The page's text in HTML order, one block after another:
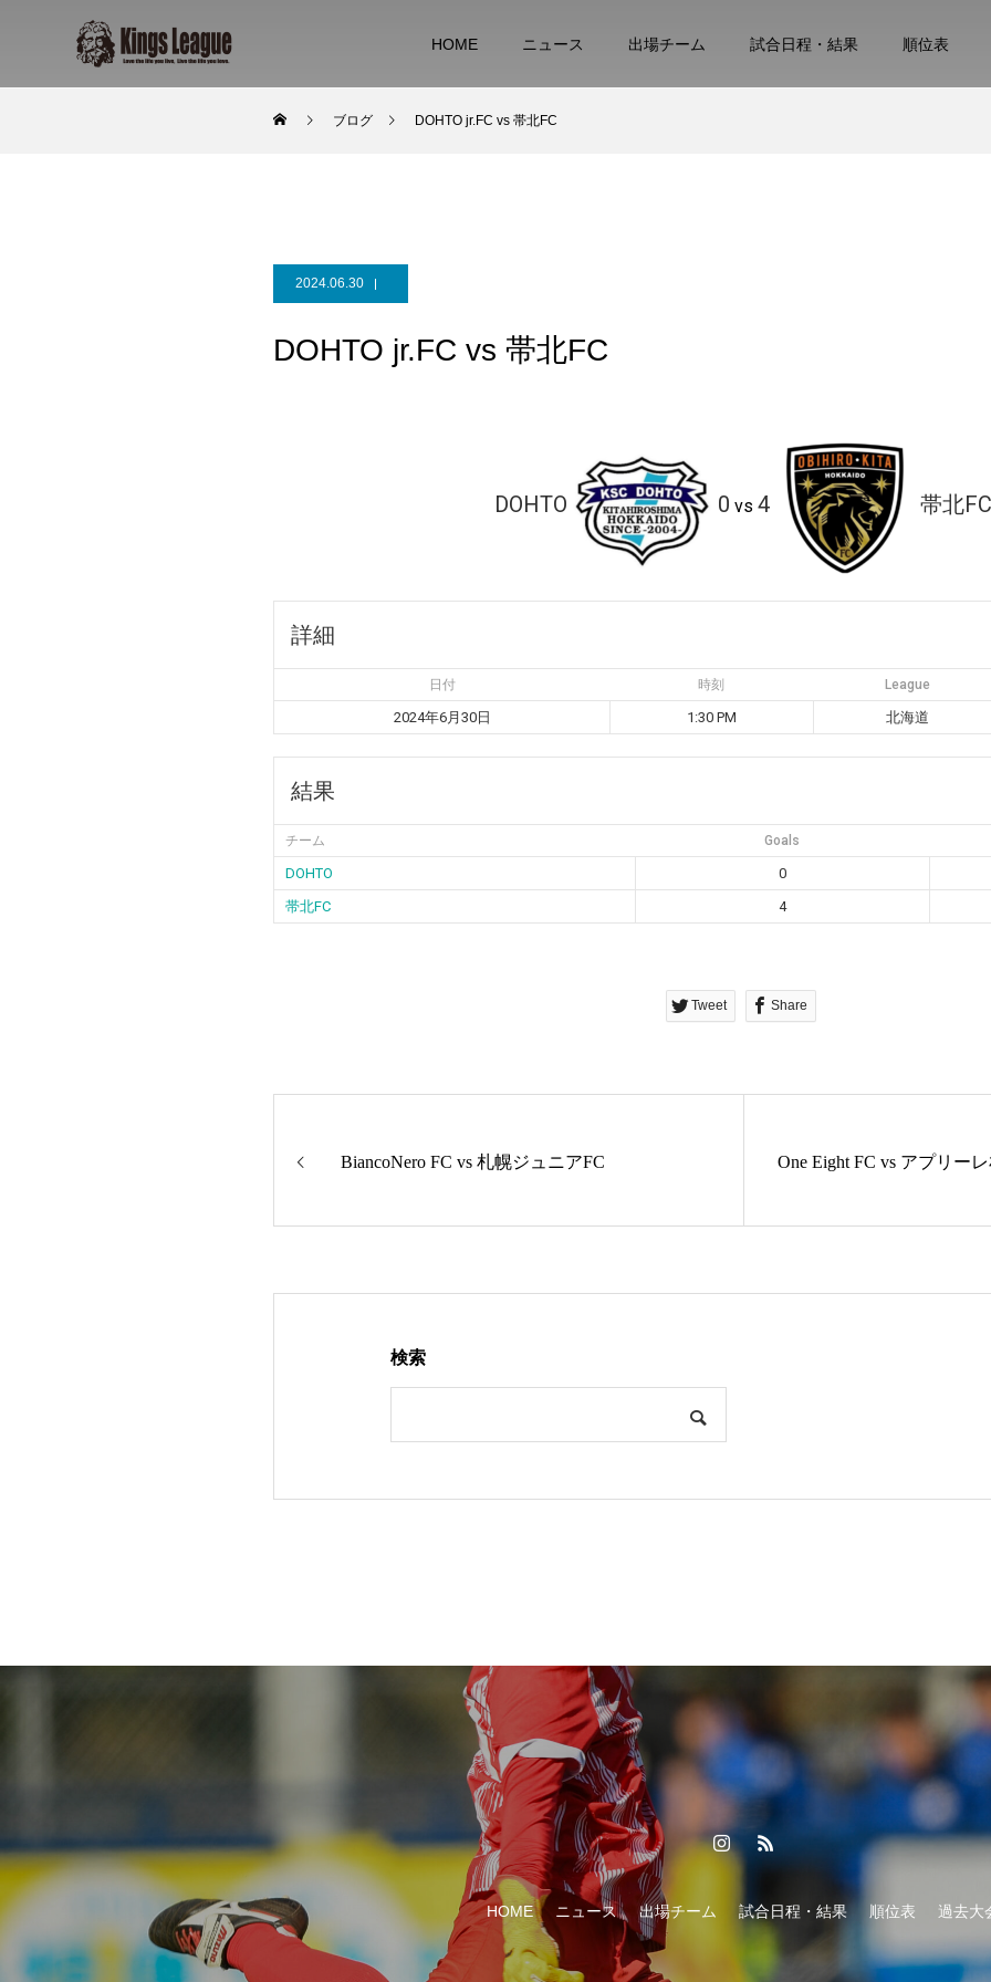
HOME ニュース 出場チーム 試合日程・結果 順位表
ブログ DOHTO jr.FC vs 帯北FC
2024.06.30
DOHTO jr.FC vs 帯北FC
DOHTO 0 vs 4 帯北FC
詳細
日付 時刻 League
2024年6月30日 1:30 PM 北海道
結果
チーム Goals
DOHTO
0
帯北FC
4
Tweet Share
BiancoNero FC vs 札幌ジュニアFC One Eight FC vs アプリー
検索
HOME ニュース 出場チーム 試合日程・結果 順位表 過去大